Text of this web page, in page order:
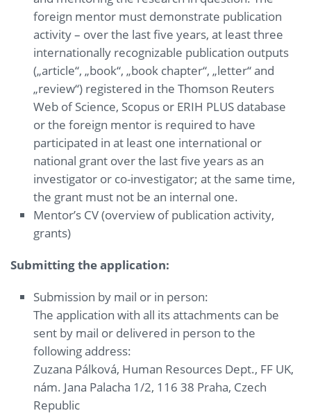
foreign mentor must demonstrate publication
activity – over the last five years, at least three
internationally recognizable publication outputs
(„article“, „book“, „book chapter“, „letter“ and
„review“) registered in the Thomson Reuters
Web of Science, Scopus or ERIH PLUS database
or the foreign mentor is required to have
participated in at least one international or
national grant over the last five years as an
investigator or co-investigator; at the same time,
the grant must not be an internal one.
Mentor’s CV (overview of publication activity,
grants)
Submitting the application:
Submission by mail or in person:
The application with all its attachments can be
sent by mail or delivered in person to the
following address:
Zuzana Pálková, Human Resources Dept., FF UK,
nám. Jana Palacha 1/2, 116 38 Praha, Czech
Republic